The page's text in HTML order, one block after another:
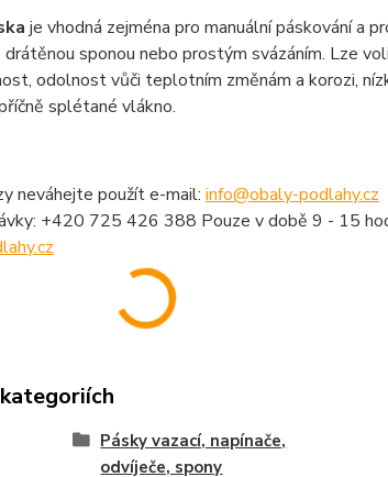
je vhodná zejména pro manuální páskování a
drátěnou sponou nebo prostým svázáním. Lze
odolnost vůči teplotním změnám a korozi,
splétané vlákno.
neváhejte použít e-mail: info@obaly-podlahy.cz
+420 725 426 388 Pouze v době 9 - 15
Pásky vazací, napínače,
odvíječe, spony